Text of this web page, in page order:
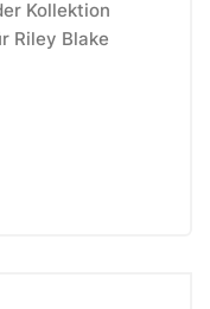
Kollektion
Riley Blake